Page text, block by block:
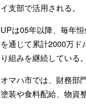
イ支部で活用される。
UPは05年以降、毎年
を通じて累計2000万
り組みを継続している。
オマハ市では、財務部
塗装や食料配給、物資